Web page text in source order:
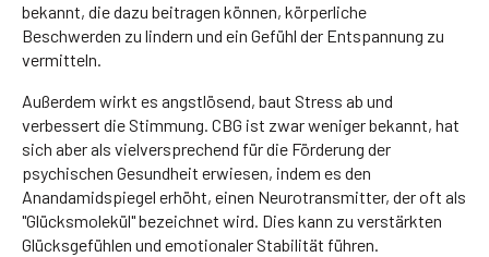
bekannt, die dazu beitragen können, körperliche
Beschwerden zu lindern und ein Gefühl der Entspannung zu
vermitteln.
Außerdem wirkt es angstlösend, baut Stress ab und
verbessert die Stimmung. CBG ist zwar weniger bekannt, hat
sich aber als vielversprechend für die Förderung der
psychischen Gesundheit erwiesen, indem es den
Anandamidspiegel erhöht, einen Neurotransmitter, der oft als
"Glücksmolekül" bezeichnet wird. Dies kann zu verstärkten
Glücksgefühlen und emotionaler Stabilität führen.